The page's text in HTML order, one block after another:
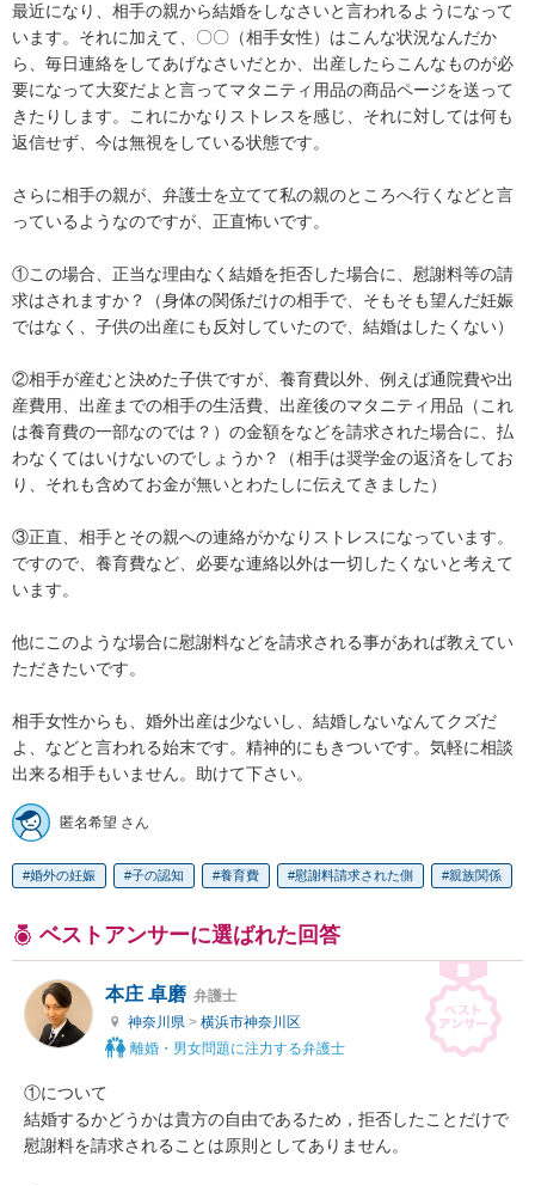
最近になり、相手の親から結婚をしなさいと言われるようになって
います。それに加えて、〇〇（相手女性）はこんな状況なんだか
ら、毎日連絡をしてあげなさいだとか、出産したらこんなものが必
要になって大変だよと言ってマタニティ用品の商品ページを送って
きたりします。これにかなりストレスを感じ、それに対しては何も
返信せず、今は無視をしている状態です。
さらに相手の親が、弁護士を立てて私の親のところへ行くなどと言
っているようなのですが、正直怖いです。
①この場合、正当な理由なく結婚を拒否した場合に、慰謝料等の請
求はされますか？（身体の関係だけの相手で、そもそも望んだ妊娠
ではなく、子供の出産にも反対していたので、結婚はしたくない）
②相手が産むと決めた子供ですが、養育費以外、例えば通院費や出
産費用、出産までの相手の生活費、出産後のマタニティ用品（これ
は養育費の一部なのでは？）の金額をなどを請求された場合に、払
わなくてはいけないのでしょうか？（相手は奨学金の返済をしてお
り、それも含めてお金が無いとわたしに伝えてきました）
③正直、相手とその親への連絡がかなりストレスになっています。
ですので、養育費など、必要な連絡以外は一切したくないと考えて
います。
他にこのような場合に慰謝料などを請求される事があれば教えてい
ただきたいです。
相手女性からも、婚外出産は少ないし、結婚しないなんてクズだ
よ、などと言われる始末です。精神的にもきついです。気軽に相談
出来る相手もいません。助けて下さい。
匿名希望 さん
婚外の妊娠 子の認知 養育費 慰謝料請求された側 親族関係
ベストアンサーに選ばれた回答
本庄 卓磨 弁護士
神奈川県 > 横浜市神奈川区
離婚・男女問題に注力する弁護士
①について
結婚するかどうかは貴方の自由であるため，拒否したことだけで
慰謝料を請求されることは原則としてありません。